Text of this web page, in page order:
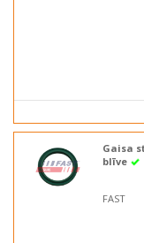
Gaisa
blīve
FAST